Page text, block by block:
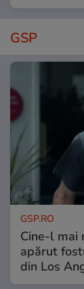
GSP
GSP.RO
Cine-l mai
apărut
din Los